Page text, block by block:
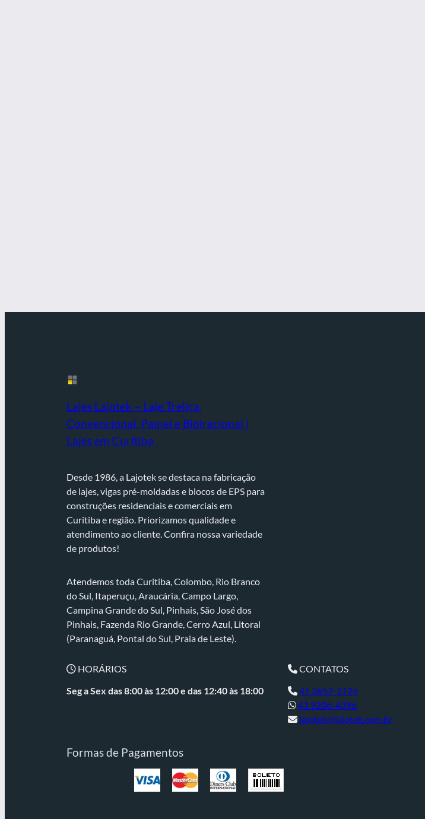
Lajes Lajotek – Laje Treliça,
Convencional, Painel e Bidirecionai |
Lajes em Curitiba
Desde 1986, a Lajotek se destaca na fabricação
de lajes, vigas pré-moldadas e blocos de EPS para
construções residenciais e comerciais em
Curitiba e região. Priorizamos qualidade e
atendimento ao cliente. Confira nossa variedade
de produtos!
Atendemos toda Curitiba, Colombo, Rio Branco
do Sul, Itaperuçu, Araucária, Campo Largo,
Campina Grande do Sul, Pinhais, São José dos
Pinhais, Fazenda Rio Grande, Cerro Azul, Litoral
(Paranaguá, Pontal do Sul, Praia de Leste).
HORÁRIOS
Seg a Sex das 8:00 às 12:00 e das 12:40 às 18:00
CONTATOS
41 3657-2125
41 9206-4396
lajotek@lajotek.com.br
Formas de Pagamentos